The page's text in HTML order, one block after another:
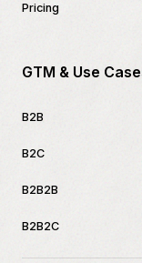
Pricing
GTM & Use
B2B
B2C
B2B2B
B2B2C